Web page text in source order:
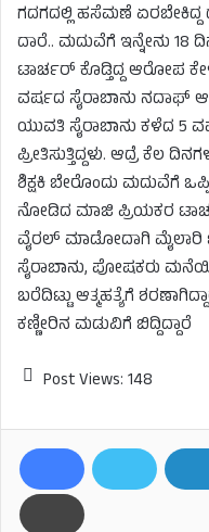
ಗದಗದಲ್ಲಿ ಹಸೆಮಣೆ ಏರಬೇಕಿದ್ದ
ದಾರೆ.. ಮದುವೆಗೆ ಇನ್ನೇನು
ಟಾರ್ಚರ್ ಕೊಡ್ತಿದ್ದ ಆರೋಪ
ವರ್ಷದ ಸೈರಾಬಾನು ನದಾಫ್
ಯುವತಿ ಸೈರಾಬಾನು ಕಳೆದ 5
ಪ್ರೀತಿಸುತ್ತಿದ್ದಳು. ಆದ್ರೆ ಕೆಲ
ಶಿಕ್ಷಕಿ ಬೇರೊಂದು ಮದುವೆಗೆ
ನೋಡಿದ ಮಾಜಿ ಪ್ರಿಯಕರ
ವೈರಲ್ ಮಾಡೋದಾಗಿ ಮೈಲಾರಿ
ಸೈರಾಬಾನು, ಪೋಷಕರು
ಬರೆದಿಟ್ಟು ಆತ್ಮಹತ್ಯೆಗೆ
ಕಣ್ಣೀರಿನ ಮಡುವಿಗೆ ಬಿದ್ದಿದ್ದಾರೆ
Post Views: 148